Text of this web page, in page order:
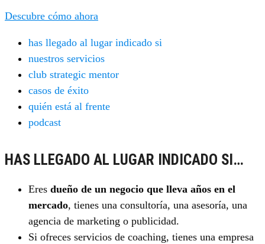
Descubre cómo ahora
has llegado al lugar indicado si
nuestros servicios
club strategic mentor
casos de éxito
quién está al frente
podcast
HAS LLEGADO AL LUGAR INDICADO SI…
Eres dueño de un negocio que lleva años en el
mercado, tienes una consultoría, una asesoría, una
agencia de marketing o publicidad.
Si ofreces servicios de coaching, tienes una empresa